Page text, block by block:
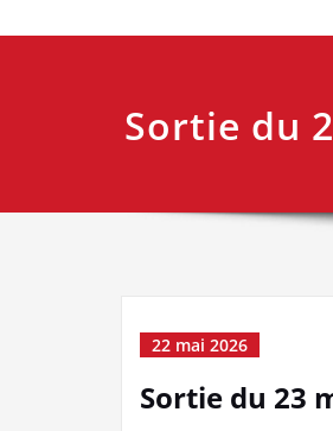
Sortie du
22 mai 2026
Sortie du 23